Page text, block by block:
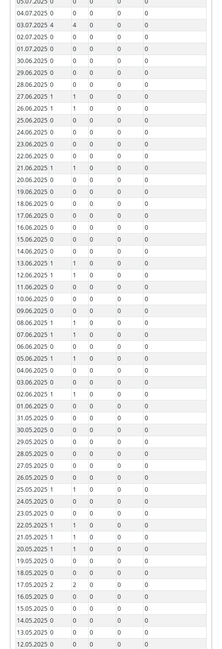
04.07.2025 0 0 0 0
0
03.07.2025 4 4 0 0
0
02.07.2025 0 0 0 0
0
01.07.2025 0 0 0 0
0
30.06.2025 0 0 0 0
0
29.06.2025 0 0 0 0
0
28.06.2025 0 0 0 0
0
27.06.2025 1 1 0 0
0
26.06.2025 1 1 0 0
0
25.06.2025 0 0 0 0
0
24.06.2025 0 0 0 0
0
23.06.2025 0 0 0 0
0
22.06.2025 0 0 0 0
0
21.06.2025 1 1 0 0
0
20.06.2025 0 0 0 0
0
19.06.2025 0 0 0 0
0
18.06.2025 0 0 0 0
0
17.06.2025 0 0 0 0
0
16.06.2025 0 0 0 0
0
15.06.2025 0 0 0 0
0
14.06.2025 0 0 0 0
0
13.06.2025 1 1 0 0
0
12.06.2025 1 1 0 0
0
11.06.2025 0 0 0 0
0
10.06.2025 0 0 0 0
0
09.06.2025 0 0 0 0
0
08.06.2025 1 1 0 0
0
07.06.2025 1 1 0 0
0
06.06.2025 0 0 0 0
0
05.06.2025 1 1 0 0
0
04.06.2025 0 0 0 0
0
03.06.2025 0 0 0 0
0
02.06.2025 1 1 0 0
0
01.06.2025 0 0 0 0
0
31.05.2025 0 0 0 0
0
30.05.2025 0 0 0 0
0
29.05.2025 0 0 0 0
0
28.05.2025 0 0 0 0
0
27.05.2025 0 0 0 0
0
26.05.2025 0 0 0 0
0
25.05.2025 1 1 0 0
0
24.05.2025 0 0 0 0
0
23.05.2025 0 0 0 0
0
22.05.2025 1 1 0 0
0
21.05.2025 1 1 0 0
0
20.05.2025 1 1 0 0
0
19.05.2025 0 0 0 0
0
18.05.2025 0 0 0 0
0
17.05.2025 2 2 0 0
0
16.05.2025 0 0 0 0
0
15.05.2025 0 0 0 0
0
14.05.2025 0 0 0 0
0
13.05.2025 0 0 0 0
0
12.05.2025 0 0 0 0
0